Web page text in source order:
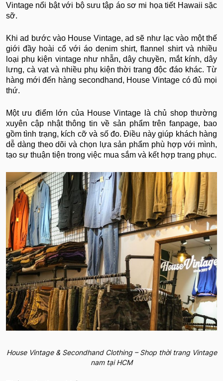
Vintage nổi bật với bộ sưu tập áo sơ mi họa tiết Hawaii sặc
sỡ.
Khi ad bước vào House Vintage, ad sẽ như lạc vào một thế
giới đầy hoài cổ với áo denim shirt, flannel shirt và nhiều
loại phụ kiện vintage như nhẫn, dây chuyền, mắt kính, dây
lưng, cà vạt và nhiều phụ kiện thời trang độc đáo khác. Từ
hàng mới đến hàng secondhand, House Vintage có đủ mọi
thứ.
Một ưu điểm lớn của House Vintage là chủ shop thường
xuyên cập nhật thông tin về sản phẩm trên fanpage, bao
gồm tình trạng, kích cỡ và số đo. Điều này giúp khách hàng
dễ dàng theo dõi và chọn lựa sản phẩm phù hợp với mình,
tạo sự thuận tiện trong việc mua sắm và kết hợp trang phục.
House Vintage & Secondhand Clothing – Shop thời trang Vintage
nam tại HCM